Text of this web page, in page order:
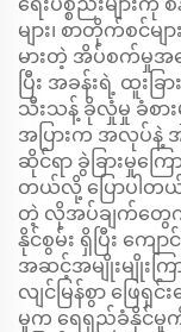
များ၊ စာတိုက်စင်မျ
မားတဲ့ အိပ်စက်မှုအ
ပြီး အခန်းရဲ့ ထူးခြ
သီးသန့် ခိုလှုံမှု ခံစာ
အပြားက အလုပ်နဲ့
ဆိုင်ရာ ခွဲခြားမှု
တယ်လို့ ပြောပါတယ်
တဲ့ လိုအပ်ချက်တွေ
နိုင်စွမ်း ရှိပြီး က
အဆင့်အမျိုးမျိုးက
လျင်မြန်စွာ ဖြေ
မှုက ရေရှည်ခံနိုင်မှုကို